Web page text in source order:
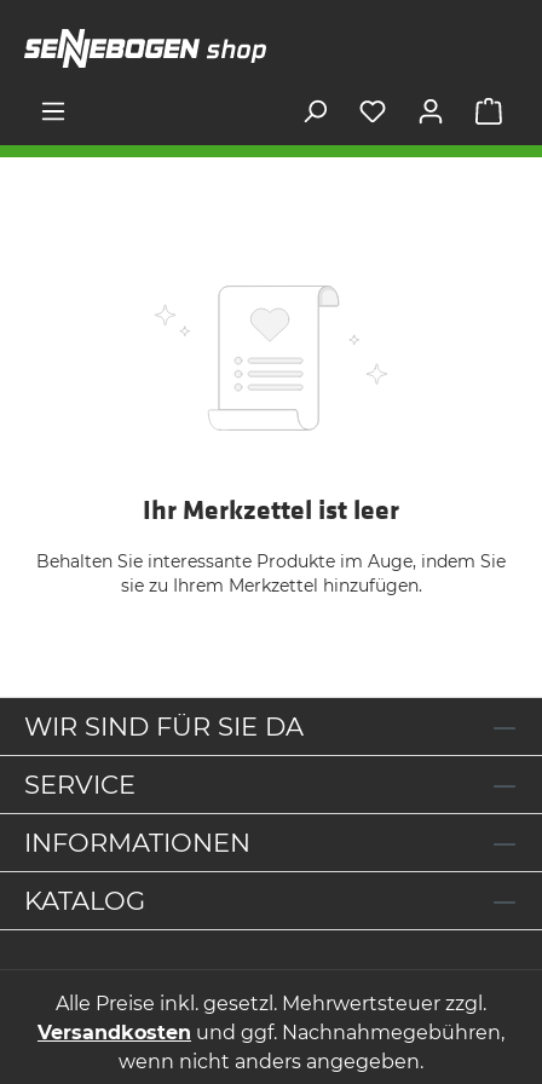
springen
Ihr Merkzettel ist leer
Behalten Sie interessante Produkte im Auge, indem Sie
sie zu Ihrem Merkzettel hinzufügen.
WIR SIND FÜR SIE DA
SERVICE
INFORMATIONEN
KATALOG
Alle Preise inkl. gesetzl. Mehrwertsteuer zzgl.
Versandkosten und ggf. Nachnahmegebühren,
wenn nicht anders angegeben.